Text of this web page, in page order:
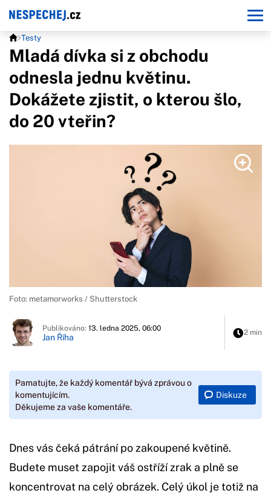
Testy
Mladá dívka si z obchodu
odnesla jednu květinu.
Dokážete zjistit, o kterou šlo,
do 20 vteřin?
Foto: metamorworks / Shutterstock
Publikováno: 13. ledna 2025, 06:00
Jan Říha 2 min
Pamatujte, že každý komentář bývá zprávou o
komentujícím.
Děkujeme za vaše komentáře.
Diskuze
Dnes vás čeká pátrání po zakoupené květině.
Budete muset zapojit váš ostříží zrak a plně se
koncentrovat na celý obrázek. Celý úkol je totiž na